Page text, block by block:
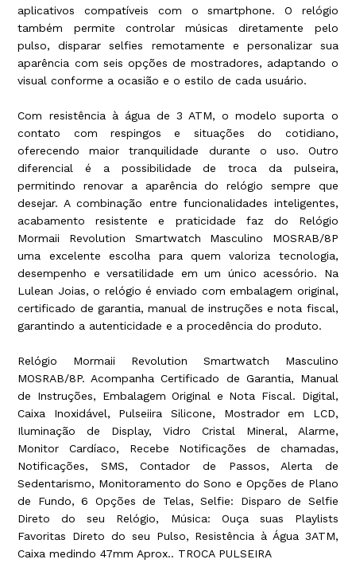
aplicativos compatíveis com o smartphone. O relógio
também permite controlar músicas diretamente pelo
pulso, disparar selfies remotamente e personalizar sua
aparência com seis opções de mostradores, adaptando o
visual conforme a ocasião e o estilo de cada usuário.
Com resistência à água de 3 ATM, o modelo suporta o
contato com respingos e situações do cotidiano,
oferecendo maior tranquilidade durante o uso. Outro
diferencial é a possibilidade de troca da pulseira,
permitindo renovar a aparência do relógio sempre que
desejar. A combinação entre funcionalidades inteligentes,
acabamento resistente e praticidade faz do Relógio
Mormaii Revolution Smartwatch Masculino MOSRAB/8P
uma excelente escolha para quem valoriza tecnologia,
desempenho e versatilidade em um único acessório. Na
Lulean Joias, o relógio é enviado com embalagem original,
certificado de garantia, manual de instruções e nota fiscal,
garantindo a autenticidade e a procedência do produto.
Relógio Mormaii Revolution Smartwatch Masculino
MOSRAB/8P. Acompanha Certificado de Garantia, Manual
de Instruções, Embalagem Original e Nota Fiscal. Digital,
Caixa Inoxidável, Pulseiira Silicone, Mostrador em LCD,
Iluminação de Display, Vidro Cristal Mineral, Alarme,
Monitor Cardíaco, Recebe Notificações de chamadas,
Notificações, SMS, Contador de Passos, Alerta de
Sedentarismo, Monitoramento do Sono e Opções de Plano
de Fundo, 6 Opções de Telas, Selfie: Disparo de Selfie
Direto do seu Relógio, Música: Ouça suas Playlists
Favoritas Direto do seu Pulso, Resistência à Água 3ATM,
Caixa medindo 47mm Aprox.. TROCA PULSEIRA